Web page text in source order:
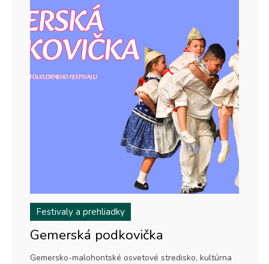
Festivaly a prehliadky
Gemerská podkovička
Gemersko-malohontské osvetové stredisko, kultúrna